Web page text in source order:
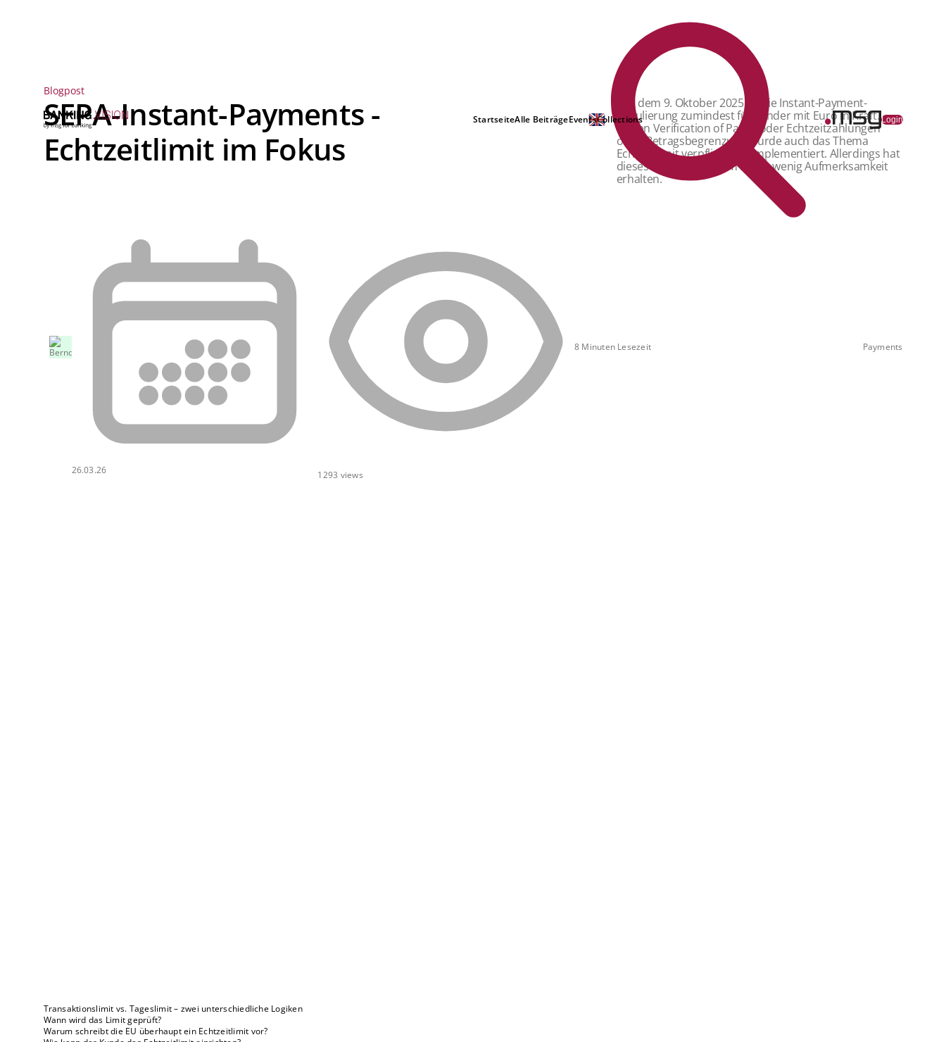
StartseiteAlle BeiträgeEventsCollections Login
Blogpost
SEPA-Instant-Payments -
Echtzeitlimit im Fokus
Seit dem 9. Oktober 2025 ist die Instant-Payment-
Regulierung zumindest für Länder mit Euro in Kraft.
Neben Verification of Payee oder Echtzeitzahlungen
ohne Betragsbegrenzung wurde auch das Thema
Echtzeitlimit verpflichtend implementiert. Allerdings hat
dieses Thema bisher im Markt wenig Aufmerksamkeit
erhalten.
26.03.26 1293 views
8 Minuten Lesezeit Payments
Transaktionslimit vs. Tageslimit – zwei unterschiedliche Logiken
Wann wird das Limit geprüft?
Warum schreibt die EU überhaupt ein Echtzeitlimit vor?